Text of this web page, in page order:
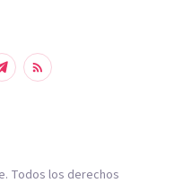
Todos los derechos